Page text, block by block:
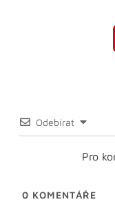
Odebírat
Pro
0 KOMENTÁŘE